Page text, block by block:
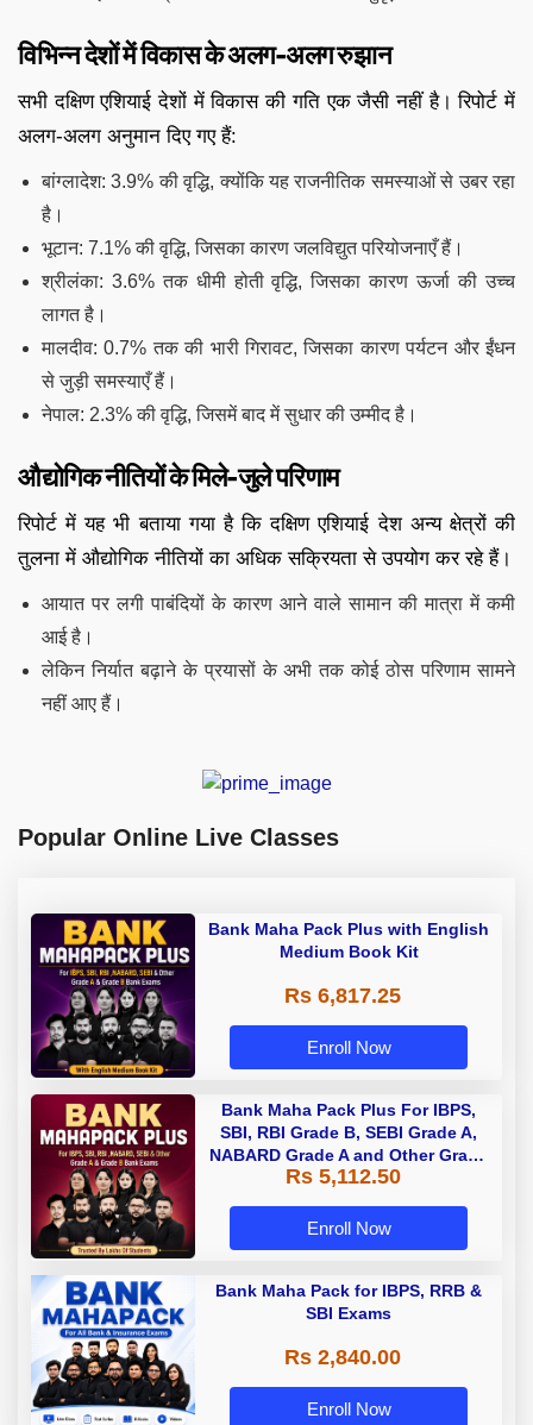
विभिन्न देशों में विकास के अलग-अलग रुझान
सभी दक्षिण एशियाई देशों में विकास की गति एक जैसी नहीं है। रिपोर्ट में
अलग-अलग अनुमान दिए गए हैं:
बांग्लादेश: 3.9% की वृद्धि, क्योंकि यह राजनीतिक समस्याओं से उबर रहा
है।
भूटान: 7.1% की वृद्धि, जिसका कारण जलविद्युत परियोजनाएँ हैं।
श्रीलंका: 3.6% तक धीमी होती वृद्धि, जिसका कारण ऊर्जा की उच्च
लागत है।
मालदीव: 0.7% तक की भारी गिरावट, जिसका कारण पर्यटन और ईंधन
से जुड़ी समस्याएँ हैं।
नेपाल: 2.3% की वृद्धि, जिसमें बाद में सुधार की उम्मीद है।
औद्योगिक नीतियों के मिले-जुले परिणाम
रिपोर्ट में यह भी बताया गया है कि दक्षिण एशियाई देश अन्य क्षेत्रों की
तुलना में औद्योगिक नीतियों का अधिक सक्रियता से उपयोग कर रहे हैं।
आयात पर लगी पाबंदियों के कारण आने वाले सामान की मात्रा में कमी
आई है।
लेकिन निर्यात बढ़ाने के प्रयासों के अभी तक कोई ठोस परिणाम सामने
नहीं आए हैं।
Popular Online Live Classes
Bank Maha Pack Plus with English
Medium Book Kit
Rs 6,817.25
Enroll Now
Bank Maha Pack Plus For IBPS,
SBI, RBI Grade B, SEBI Grade A,
NABARD Grade A and Other Grade
A & Grade B Bank Exams
Rs 5,112.50
Enroll Now
Bank Maha Pack for IBPS, RRB &
SBI Exams
Rs 2,840.00
Enroll Now